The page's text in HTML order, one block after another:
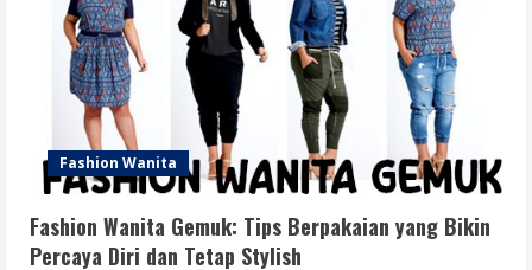
Fashion Wanita
Fashion Wanita Gemuk: Tips Berpakaian yang Bikin
Percaya Diri dan Tetap Stylish